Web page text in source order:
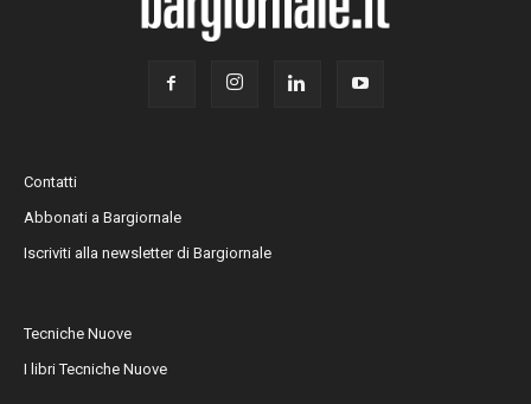
Contatti
Abbonati a Bargiornale
Iscriviti alla newsletter di Bargiornale
Tecniche Nuove
I libri Tecniche Nuove